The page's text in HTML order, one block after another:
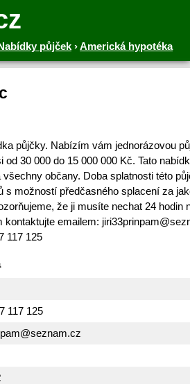
půjček ›Americká hypotéka
půjčky. Nabízím vám jednorázovou
30 000 do 15 000 000 Kč. Tato
občany. Doba splatnosti této
s možností předčasného splacení za
že ji musíte nechat 24 hodin
emailem:
117 125
117 125